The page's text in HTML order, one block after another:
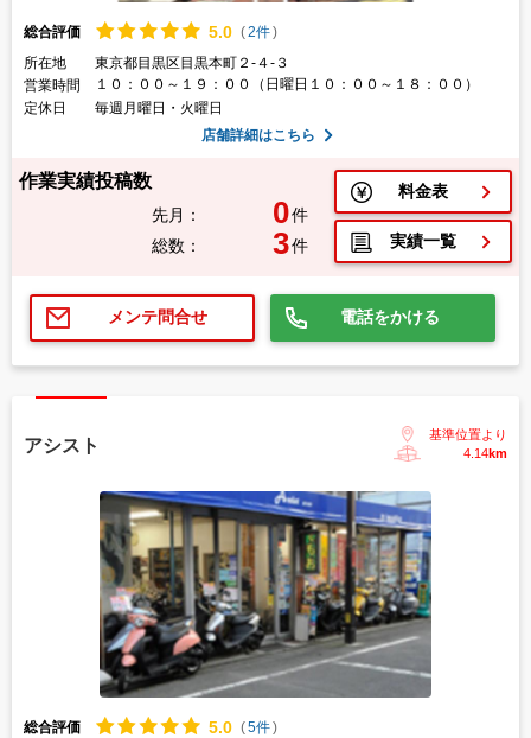
総合評価 5.0 (2件)
所在地
東京都目黒区目黒本町２-４-３
営業時間
１０：００～１９：００（日曜日１０：００～１８：００）
定休日
毎週月曜日・火曜日
店舗詳細はこちら
作業実績投稿数
先月： 0件
総数：
3件
料金表
実績一覧
メンテ問合せ 電話をかける
アシスト
基準位置より
4.14km
総合評価 5.0 (5件)